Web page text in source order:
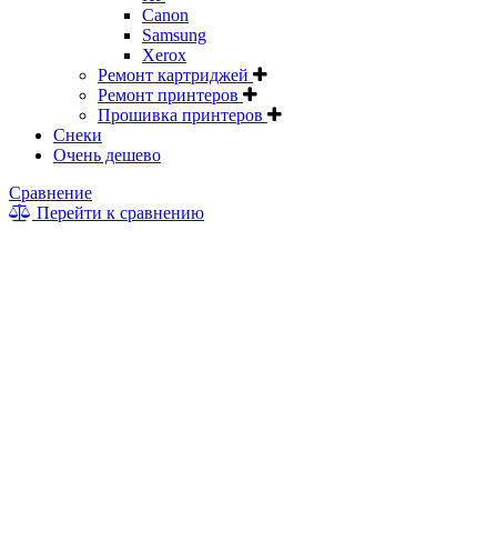
Canon
Samsung
Xerox
Ремонт картриджей
Ремонт принтеров
Прошивка принтеров
Снеки
Очень дешево
Сравнение
Перейти к сравнению